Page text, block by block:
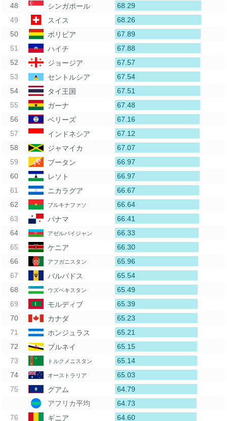
シンガポール
68.29
スイス
68.26
ボリビア
67.89
ハイチ
67.88
ジョージア
67.57
セントルシア
67.54
タイ王国
67.51
ガーナ
67.48
ベリーズ
67.16
インドネシア
67.12
ジャマイカ
67.07
ブータン
66.97
レソト
66.97
ニカラグア
66.67
ブルキナファソ
66.64
パナマ
66.41
アゼルバイジャン
66.33
ケニア
66.30
アフガニスタン
65.96
バルバドス
65.54
ウズベキスタン
65.49
モルディブ
65.39
カナダ
65.23
ホンジュラス
65.21
ブルネイ
65.15
トルクメニスタン 65.14
オーストラリア
65.03
グアム
64.79
アフリカ平均
64.73
ギニア
64.60